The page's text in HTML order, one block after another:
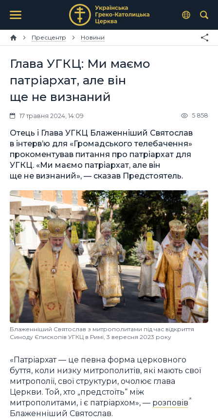
Пресцентр Новини
Глава УГКЦ: Ми маємо
патріархат, але він
ще не визнаний
17 травня 2024, 14:09 5 858
Отець і Глава УГКЦ Блаженніший Святослав
в інтерв’ю для «Громадського телебачення»
прокоментував питання про патріархат для
УГКЦ. «Ми маємо патріархат, але він
ще не визнаний», — сказав Предстоятель.
Блаженніший Святослав з митрополитами під час відкриття
Синоду Єпископів УГКЦ в Римі, 3 вересня 2023 року
«Патріархат — це певна форма церковного
буття, коли низку митрополитів, які мають свої
митрополії, свої структури, очолює глава
Церкви. Той, хто „предстоїть“ між
митрополитами, і є патріархом», — розповів
Блаженніший Святослав.